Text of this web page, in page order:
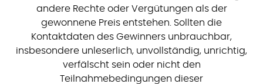
andere Rechte oder Vergütungen als der
gewonnene Preis entstehen. Sollten die
Kontaktdaten des Gewinners unbrauchbar,
insbesondere unleserlich, unvollständig, unrichtig,
verfälscht sein oder nicht den
Teilnahmebedingungen dieser